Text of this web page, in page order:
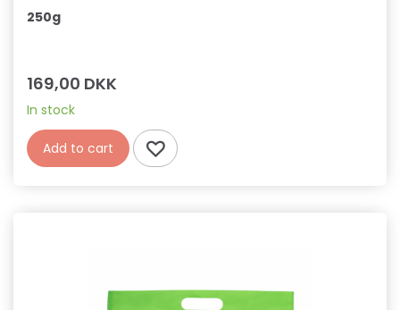
250g
169,00 DKK
In stock
Add to cart